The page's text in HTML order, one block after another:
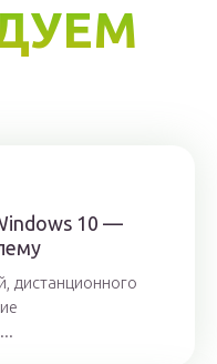
10 —
дистанционного